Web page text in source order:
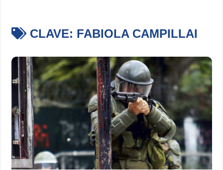
CLAVE: FABIOLA CAMPILLAI